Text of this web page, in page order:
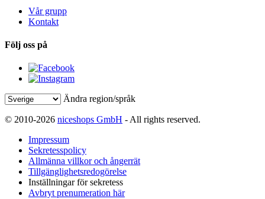
Vår grupp
Kontakt
Följ oss på
Ändra region/språk
© 2010-2026 niceshops GmbH - All rights reserved.
Impressum
Sekretesspolicy
Allmänna villkor och ångerrät
Tillgänglighetsredogörelse
Inställningar för sekretess
Avbryt prenumeration här